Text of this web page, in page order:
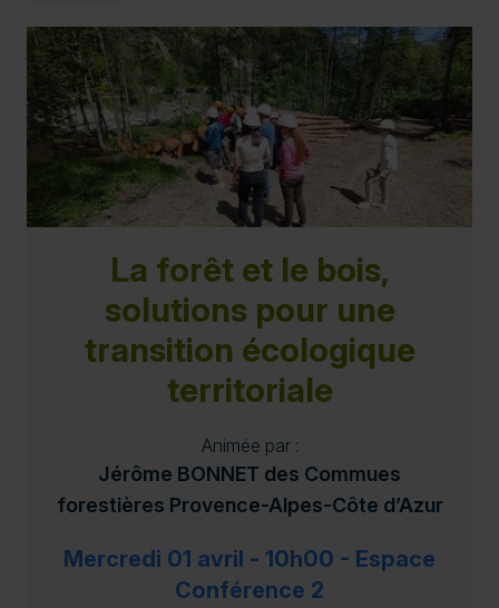
La forêt et le bois,
solutions pour une
transition écologique
territoriale
Animée par :
Jérôme BONNET des Commues
forestières Provence-Alpes-Côte d’Azur
Mercredi 01 avril - 10h00 - Espace
Conférence 2